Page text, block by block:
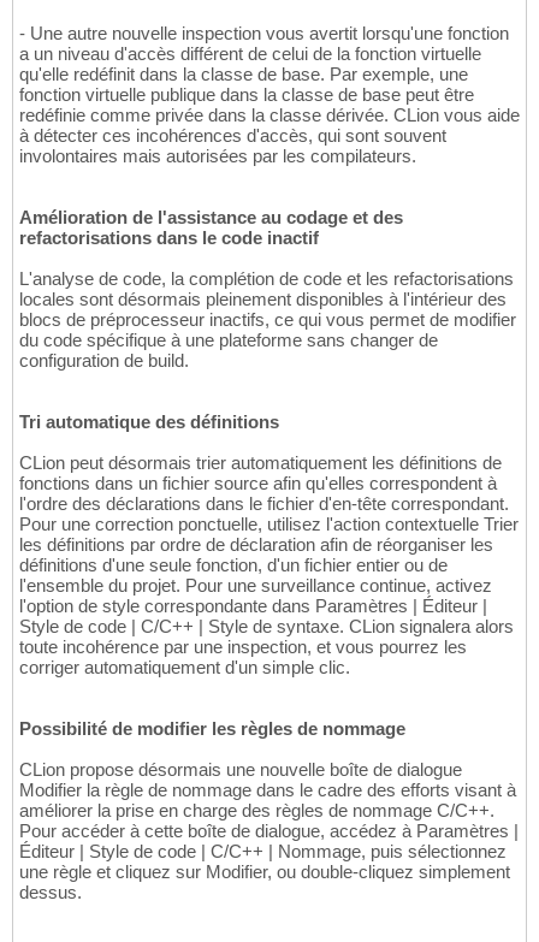
- Une autre nouvelle inspection vous avertit lorsqu'une fonction
a un niveau d'accès différent de celui de la fonction virtuelle
qu'elle redéfinit dans la classe de base. Par exemple, une
fonction virtuelle publique dans la classe de base peut être
redéfinie comme privée dans la classe dérivée. CLion vous aide
à détecter ces incohérences d'accès, qui sont souvent
involontaires mais autorisées par les compilateurs.
Amélioration de l'assistance au codage et des
refactorisations dans le code inactif
L'analyse de code, la complétion de code et les refactorisations
locales sont désormais pleinement disponibles à l'intérieur des
blocs de préprocesseur inactifs, ce qui vous permet de modifier
du code spécifique à une plateforme sans changer de
configuration de build.
Tri automatique des définitions
CLion peut désormais trier automatiquement les définitions de
fonctions dans un fichier source afin qu'elles correspondent à
l'ordre des déclarations dans le fichier d'en-tête correspondant.
Pour une correction ponctuelle, utilisez l'action contextuelle Trier
les définitions par ordre de déclaration afin de réorganiser les
définitions d'une seule fonction, d'un fichier entier ou de
l'ensemble du projet. Pour une surveillance continue, activez
l'option de style correspondante dans Paramètres | Éditeur |
Style de code | C/C++ | Style de syntaxe. CLion signalera alors
toute incohérence par une inspection, et vous pourrez les
corriger automatiquement d'un simple clic.
Possibilité de modifier les règles de nommage
CLion propose désormais une nouvelle boîte de dialogue
Modifier la règle de nommage dans le cadre des efforts visant à
améliorer la prise en charge des règles de nommage C/C++.
Pour accéder à cette boîte de dialogue, accédez à Paramètres |
Éditeur | Style de code | C/C++ | Nommage, puis sélectionnez
une règle et cliquez sur Modifier, ou double-cliquez simplement
dessus.